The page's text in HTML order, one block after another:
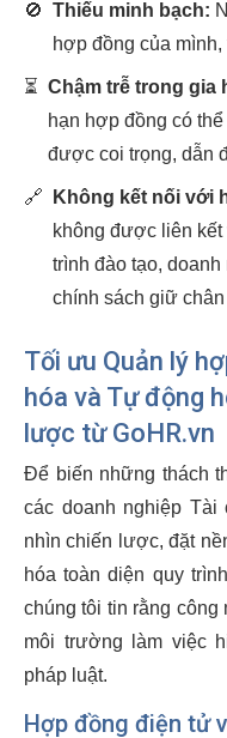
🚫 Thiếu minh bạch:
hợp đồng của
⏳ Chậm trễ trong gia
hạn hợp đồng có
được coi trọng, dẫn
🔗 Không kết nối với
không được liên
trình đào tạo,
chính sách giữ
Tối ưu Quản lý
hóa và Tự động
lược từ GoHR.vn
Để biến những thách
các doanh nghiệp Tài
nhìn chiến lược, đặt
hóa toàn diện quy
chúng tôi tin rằng công
môi trường làm việc
pháp luật.
Hợp đồng điện tử